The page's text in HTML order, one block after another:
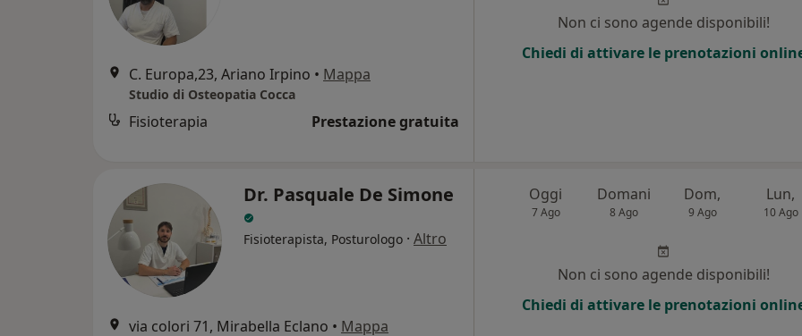
C. Europa,23, Ariano Irpino • Mappa
Studio di Osteopatia Cocca
Fisioterapia Prestazione gratuita
Non ci sono agende disponibili!
Chiedi di attivare le prenotazioni
Dr. Pasquale De Simone
Fisioterapista, Posturologo · Altro
via colori 71, Mirabella Eclano • Mappa
Oggi
7 Ago
Domani
8 Ago
Dom,
9 Ago
Lun,
10 Ago
Non ci sono agende disponibili!
Chiedi di attivare le prenotazioni